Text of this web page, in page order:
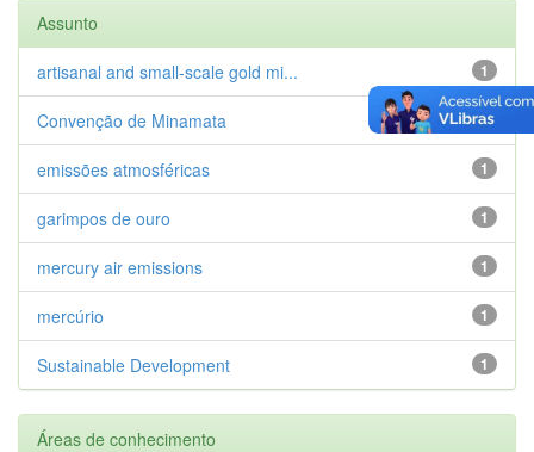
Assunto
1
artisanal and small-scale gold mi...
1
Convenção de Minamata
1
emissões atmosféricas
1
garimpos de ouro
1
mercury air emissions
1
mercúrio
1
Sustainable Development
Áreas de conhecimento